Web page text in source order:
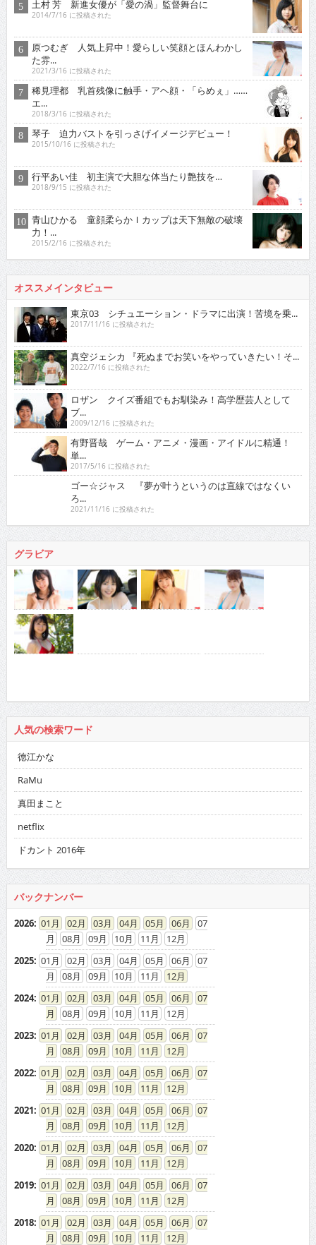
土村 芳 新進女優が「愛の渦」監督舞台に
2014/7/16 に投稿された
原つむぎ 人気上昇中！愛らしい笑顔とほんわかし
た雰...
2021/3/16 に投稿された
稀見理都 乳首残像に触手・アヘ顔・「らめぇ」……
エ...
2018/3/16 に投稿された
琴子 迫力バストを引っさげイメージデビュー！
2015/10/16 に投稿された
行平あい佳 初主演で大胆な体当たり艶技を…
2018/9/15 に投稿された
青山ひかる 童顔柔らかＩカップは天下無敵の破壊
力！...
2015/2/16 に投稿された
オススメインタビュー
東京03 シチュエーション・ドラマに出演！苦境を乗...
2017/11/16 に投稿された
真空ジェシカ 『死ぬまでお笑いをやっていきたい！そ...
2022/7/16 に投稿された
ロザン クイズ番組でもお馴染み！高学歴芸人として
ブ...
2009/12/16 に投稿された
有野晋哉 ゲーム・アニメ・漫画・アイドルに精通！
単...
2017/5/16 に投稿された
ゴー☆ジャス 『夢が叶うというのは直線ではなくい
ろ...
2021/11/16 に投稿された
グラビア
人気の検索ワード
徳江かな
RaMu
真田まこと
netflix
ドカント 2016年
バックナンバー
2026: 01 02 03 04 05 06
07
08
09 10 11
12
2025: 01 02 03 04 05 06
07
08
09 10 11
12
2024: 01 02 03 04 05 06
07
08
09 10 11
12
2023: 01 02 03 04 05 06
07
08
09 10 11
12
2022: 01 02 03 04 05 06
07
08
09 10 11
12
2021: 01 02 03 04 05 06
07
08
09 10 11
12
2020: 01 02 03 04 05 06
07
08
09 10 11
12
2019: 01 02 03 04 05 06
07
08
09 10 11
12
2018: 01 02 03 04 05 06
07
08
09 10 11
12